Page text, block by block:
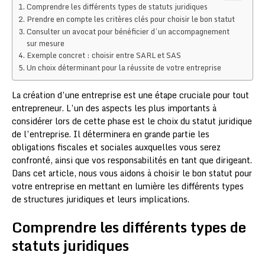
Comprendre les différents types de statuts juridiques
Prendre en compte les critères clés pour choisir le bon statut
Consulter un avocat pour bénéficier d’un accompagnement
sur mesure
Exemple concret : choisir entre SARL et SAS
Un choix déterminant pour la réussite de votre entreprise
La création d’une entreprise est une étape cruciale pour tout
entrepreneur. L’un des aspects les plus importants à
considérer lors de cette phase est le choix du statut juridique
de l’entreprise. Il déterminera en grande partie les
obligations fiscales et sociales auxquelles vous serez
confronté, ainsi que vos responsabilités en tant que dirigeant.
Dans cet article, nous vous aidons à choisir le bon statut pour
votre entreprise en mettant en lumière les différents types
de structures juridiques et leurs implications.
Comprendre les différents types de
statuts juridiques